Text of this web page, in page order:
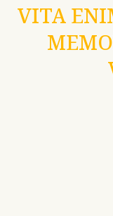
VITA